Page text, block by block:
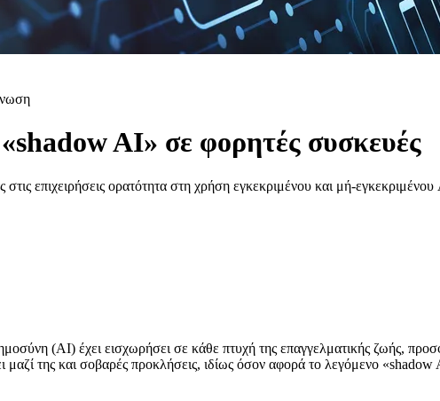
AI» σε φορητές συσκευές
στις επιχειρήσεις ορατότητα στη χρήση εγκεκριμένου και μή-
(AI) έχει εισχωρήσει σε κάθε πτυχή της επαγγελματικής ζωής,
μαζί της και σοβαρές προκλήσεις, ιδίως όσον αφορά το λεγόμενο